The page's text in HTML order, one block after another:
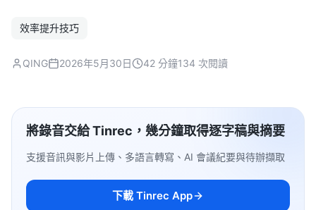
效率提升技巧
QING 2026年5月30日 42 分鐘134 次閱讀
將錄音交給 Tinrec，幾分鐘取得逐字稿與摘要
支援音訊與影片上傳、多語言轉寫、AI 會議紀要與待辦擷取
下載 Tinrec App